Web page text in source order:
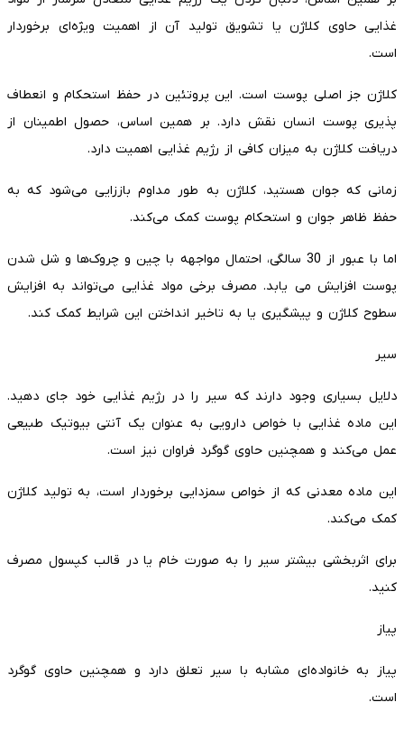
غذایی حاوی کلاژن یا تشویق تولید آن از اهمیت ویژه‌ای برخوردار
است.
کلاژن جز اصلی پوست است. این پروتئین در حفظ استحکام و انعطاف
پذیری پوست انسان نقش دارد. بر همین اساس، حصول اطمینان از
دریافت کلاژن به میزان کافی از رژیم غذایی اهمیت دارد.
زمانی که جوان هستید، کلاژن به طور مداوم باززایی می‌شود که به
حفظ ظاهر جوان و استحکام پوست کمک می‌کند.
اما با عبور از 30 سالگی، احتمال مواجهه با چین و چروک‌ها و شل شدن
پوست افزایش می یابد. مصرف برخی مواد غذایی می‌تواند به افزایش
سطوح کلاژن و پیشگیری یا به تاخیر انداختن این شرایط کمک کند.
سیر
دلایل بسیاری وجود دارند که سیر را در رژیم غذایی خود جای دهید.
این ماده غذایی با خواص دارویی به عنوان یک آنتی بیوتیک طبیعی
عمل می‌کند و همچنین حاوی گوگرد فراوان نیز است.
این ماده معدنی که از خواص سمزدایی برخوردار است، به تولید کلاژن
کمک می‌کند.
برای اثربخشی بیشتر سیر را به صورت خام یا در قالب کپسول مصرف
کنید.
پیاز
پیاز به خانواده‌ای مشابه با سیر تعلق دارد و همچنین حاوی گوگرد
است.